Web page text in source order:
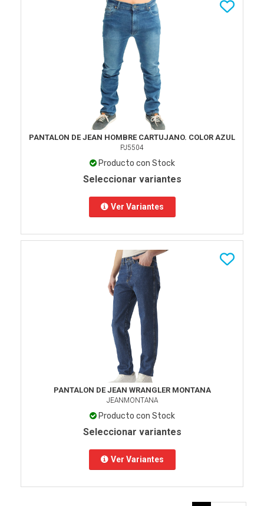
PANTALON DE JEAN HOMBRE CARTUJANO. COLOR AZUL
PJ5504
Producto con Stock
Seleccionar variantes
Ver Variantes
PANTALON DE JEAN WRANGLER MONTANA
JEANMONTANA
Producto con Stock
Seleccionar variantes
Ver Variantes